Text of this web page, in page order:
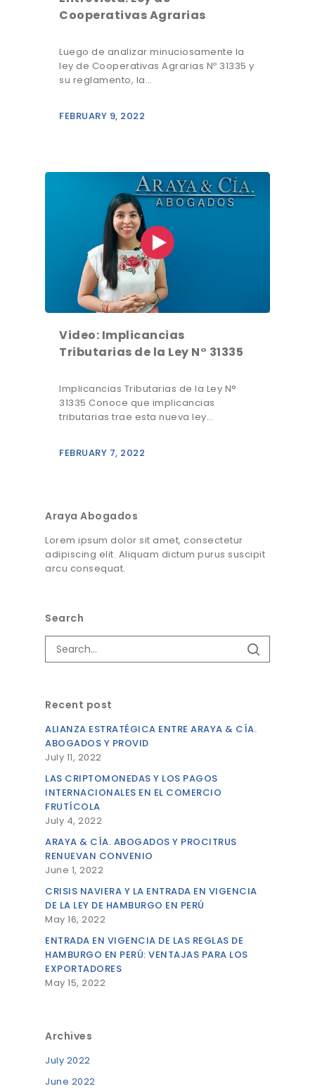
Cooperativas Agrarias
Luego de analizar minuciosamente la
ley de Cooperativas Agrarias Nº 31335 y
su reglamento, la…
FEBRUARY 9, 2022
Video: Implicancias
Tributarias de la Ley N° 31335
Implicancias Tributarias de la Ley N°
31335 Conoce que implicancias
tributarias trae esta nueva ley…
FEBRUARY 7, 2022
Araya Abogados
Lorem ipsum dolor sit amet, consectetur
adipiscing elit. Aliquam dictum purus suscipit
arcu consequat.
Search
Recent post
ALIANZA ESTRATÉGICA ENTRE ARAYA & CÍA.
ABOGADOS Y PROVID
July 11, 2022
LAS CRIPTOMONEDAS Y LOS PAGOS
INTERNACIONALES EN EL COMERCIO
FRUTÍCOLA
July 4, 2022
ARAYA & CÍA. ABOGADOS Y PROCITRUS
RENUEVAN CONVENIO
June 1, 2022
CRISIS NAVIERA Y LA ENTRADA EN VIGENCIA
DE LA LEY DE HAMBURGO EN PERÚ
May 16, 2022
ENTRADA EN VIGENCIA DE LAS REGLAS DE
HAMBURGO EN PERÚ: VENTAJAS PARA LOS
EXPORTADORES
May 15, 2022
Archives
July 2022
June 2022